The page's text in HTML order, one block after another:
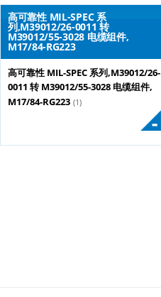
高可靠性 MIL-SPEC 系
列,M39012/26-0011 转
M39012/55-3028 电缆组件,
M17/84-RG223
高可靠性 MIL-SPEC 系列,M39012/26-
0011 转 M39012/55-3028 电缆组件,
M17/84-RG223 (1)